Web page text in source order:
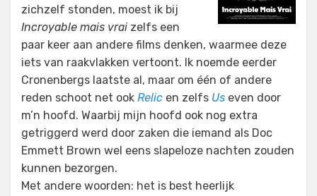
zichzelf stonden, moest ik bij
Incroyable mais vrai zelfs een
paar keer aan andere films denken, waarmee deze
iets van raakvlakken vertoont. Ik noemde eerder
Cronenbergs laatste al, maar om één of andere
reden schoot net ook Relic en zelfs Us even door
m’n hoofd. Waarbij mijn hoofd ook nog extra
getriggerd werd door zaken die iemand als Doc
Emmett Brown wel eens slapeloze nachten zouden
kunnen bezorgen.
Met andere woorden: het is best heerlijk